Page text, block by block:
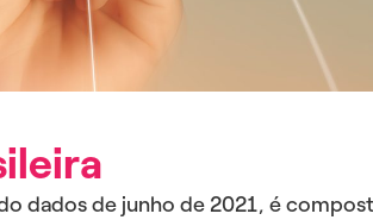
dados de junho de 2021, é